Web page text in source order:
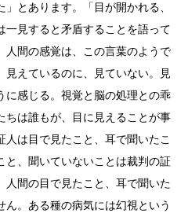
とあります。「目が開かれる、
一見すると矛盾することを語って
人間の感覚は、この言葉のようで
見えているのに、見ていない。見
に感じる。視覚と脳の処理との乖
ちは誰もが、目に見えることが事
は目で見たこと、耳で聞いたこ
と、聞いていないことは裁判の証
人間の目で見たこと、耳で聞いた
ん。ある種の病気には幻視という